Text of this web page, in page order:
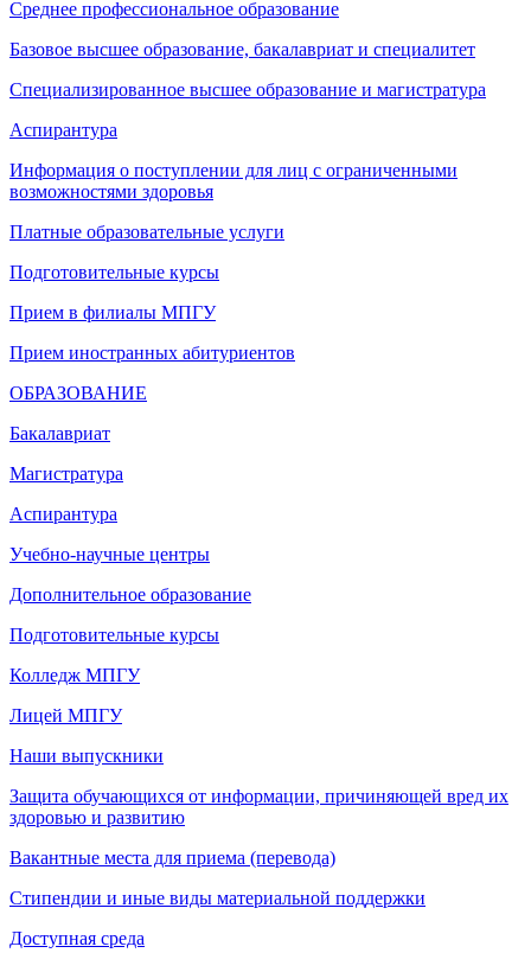
Среднее профессиональное образование
Базовое высшее образование, бакалавриат и специалитет
Специализированное высшее образование и магистратура
Аспирантура
Информация о поступлении для лиц с ограниченными
возможностями здоровья
Платные образовательные услуги
Подготовительные курсы
Прием в филиалы МПГУ
Прием иностранных абитуриентов
ОБРАЗОВАНИЕ
Бакалавриат
Магистратура
Аспирантура
Учебно-научные центры
Дополнительное образование
Подготовительные курсы
Колледж МПГУ
Лицей МПГУ
Наши выпускники
Защита обучающихся от информации, причиняющей вред их
здоровью и развитию
Вакантные места для приема (перевода)
Стипендии и иные виды материальной поддержки
Доступная среда